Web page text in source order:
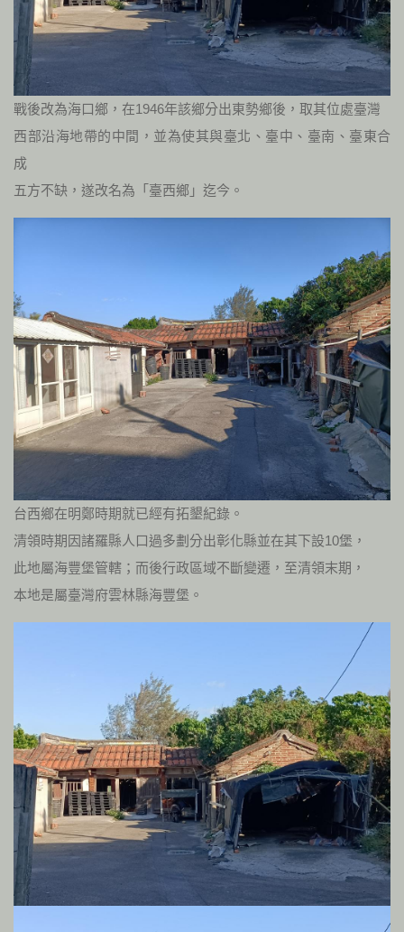
戰後改為海口鄉，在1946年該鄉分出東勢鄉後，取其位處臺灣
西部沿海地帶的中間，並為使其與臺北、臺中、臺南、臺東合
成
五方不缺，遂改名為「臺西鄉」迄今。
台西鄉在明鄭時期就已經有拓墾紀錄。
清領時期因諸羅縣人口過多劃分出彰化縣並在其下設10堡，
此地屬海豐堡管轄；而後行政區域不斷變遷，至清領末期，
本地是屬臺灣府雲林縣海豐堡。